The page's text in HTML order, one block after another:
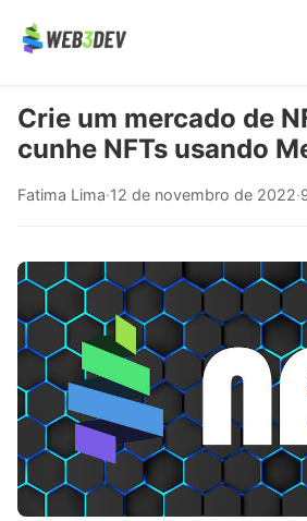
Crie um mercado de
cunhe NFTs usando
Fatima Lima·12 de novembro de 2022·